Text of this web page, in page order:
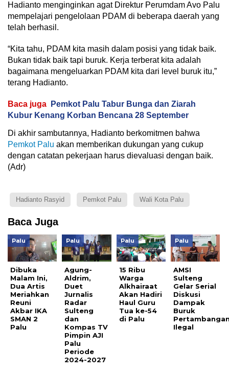
Hadianto menginginkan agat Direktur Perumdam Avo Palu
mempelajari pengelolaan PDAM di beberapa daerah yang
telah berhasil.
“Kita tahu, PDAM kita masih dalam posisi yang tidak baik.
Bukan tidak baik tapi buruk. Kerja terberat kita adalah
bagaimana mengeluarkan PDAM kita dari level buruk itu,”
terang Hadianto.
Baca juga
Pemkot Palu Tabur Bunga dan Ziarah
Kubur Kenang Korban Bencana 28 September
Di akhir sambutannya, Hadianto berkomitmen bahwa
Pemkot Palu akan memberikan dukungan yang cukup
dengan catatan pekerjaan harus dievaluasi dengan baik.
(Adr)
Hadianto Rasyid Pemkot Palu Wali Kota Palu
Baca Juga
Palu
Dibuka
Malam Ini,
Dua Artis
Meriahkan
Reuni
Akbar IKA
SMAN 2
Palu
Palu
Agung-
Aldrim,
Duet
Jurnalis
Radar
Sulteng
dan
Kompas TV
Pimpin AJI
Palu
Periode
2024-2027
Palu
15 Ribu
Warga
Alkhairaat
Akan Hadiri
Haul Guru
Tua ke-54
di Palu
Palu
AMSI
Sulteng
Gelar Serial
Diskusi
Dampak
Buruk
Ilegal